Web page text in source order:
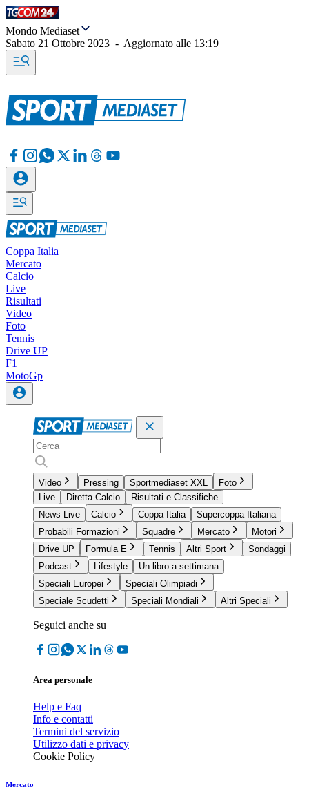
Mondo Mediaset
Sabato 21 Ottobre 2023 - Aggiornato alle 13:19
Coppa Italia
Mercato
Calcio
Live
Risultati
Video
Foto
Tennis
Drive UP
F1
MotoGp
Video Pressing Sportmediaset XXL
Foto
Live
Diretta Calcio
Risultati e Classifiche
News Live
Calcio Coppa Italia
Supercoppa Italiana
Probabili Formazioni
Squadre Mercato
Motori
Drive UP
Formula E Tennis Altri Sport
Sondaggi
Podcast
Lifestyle
Un libro a settimana
Speciali Europei
Speciali Olimpiadi
Speciale Scudetti
Speciali Mondiali Altri Speciali
Seguici anche su
Area personale
Help e Faq
Info e contatti
Termini del servizio
Utilizzo dati e privacy
Cookie Policy
Mercato